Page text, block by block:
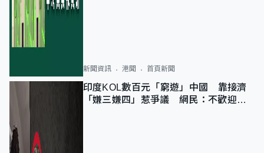
新聞資訊 港聞 首頁新聞
印度KOL數百元「窮遊」中國 靠接濟
「嫌三嫌四」惹爭議 網民：不歡迎劣